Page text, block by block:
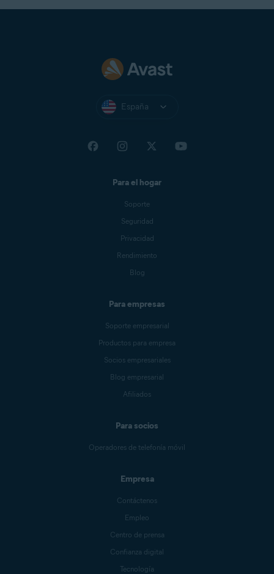
España
Para el hogar
Soporte
Seguridad
Privacidad
Rendimiento
Blog
Para empresas
Soporte empresarial
Productos para empresa
Socios empresariales
Blog empresarial
Afiliados
Para socios
Operadores de telefonía móvil
Empresa
Contáctenos
Empleo
Centro de prensa
Confianza digital
Tecnología